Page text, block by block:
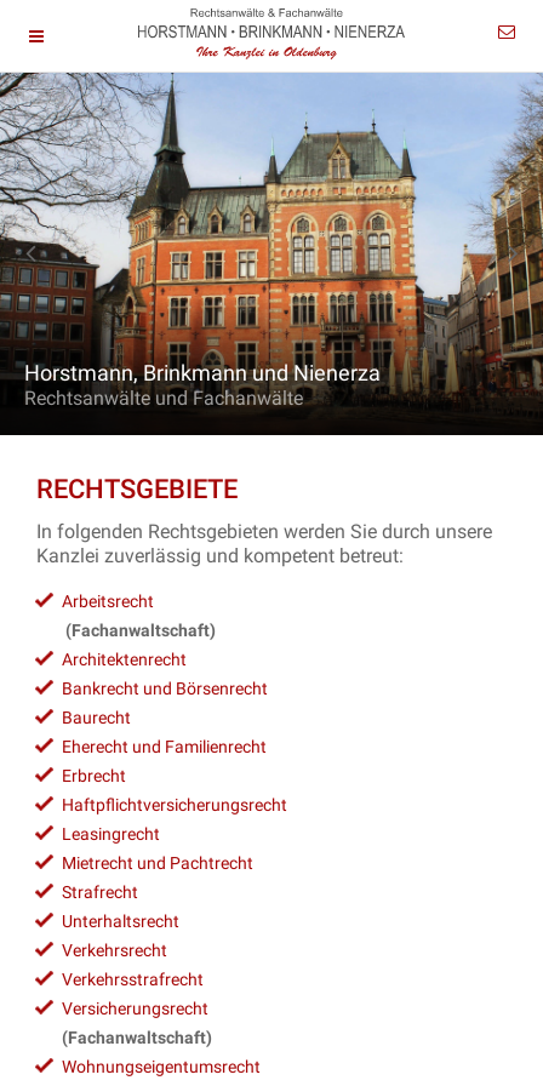
Horstmann, Brinkmann und Nienerza
Rechtsanwälte und Fachanwälte
RECHTSGEBIETE
In folgenden Rechtsgebieten werden Sie durch unsere
Kanzlei zuverlässig und kompetent betreut:
Arbeitsrecht
(Fachanwaltschaft)
Architektenrecht
Bankrecht und Börsenrecht
Baurecht
Eherecht und Familienrecht
Erbrecht
Haftpflichtversicherungsrecht
Leasingrecht
Mietrecht und Pachtrecht
Strafrecht
Unterhaltsrecht
Verkehrsrecht
Verkehrsstrafrecht
Versicherungsrecht
(Fachanwaltschaft)
Wohnungseigentumsrecht